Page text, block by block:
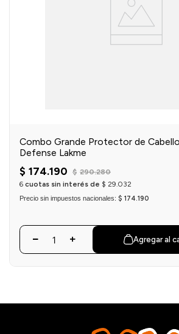
Combo Grande Protector de
Defense Lakme
$ 174.190 $ 290.280
6 cuotas sin interés de $ 29.032
Precio sin impuestos nacionales: $ 174.190
Agregar al